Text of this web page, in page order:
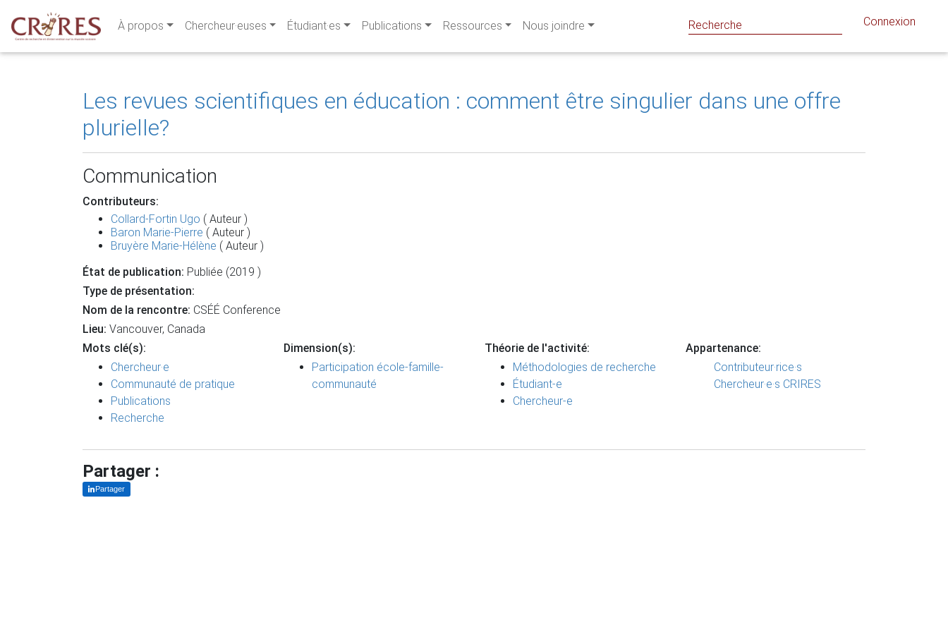
À propos Chercheur·euses Étudiant·es Publications Ressources Nous joindre Connexion
Les revues scientifiques en éducation : comment être singulier dans une offre
plurielle?
Communication
Contributeurs:
Collard-Fortin Ugo ( Auteur )
Baron Marie-Pierre ( Auteur )
Bruyère Marie-Hélène ( Auteur )
État de publication: Publiée (2019 )
Type de présentation:
Nom de la rencontre: CSÉÉ Conference
Lieu: Vancouver, Canada
Mots clé(s):
Chercheur·e
Communauté de pratique
Publications
Recherche
Dimension(s):
Participation école-famille-
communauté
Théorie de l'activité:
Méthodologies de recherche
Étudiant-e
Chercheur-e
Appartenance:
Contributeur·rice·s
Chercheur·e·s CRIRES
Partager :
Partager